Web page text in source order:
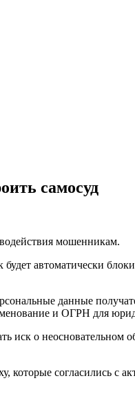
самосуд
мошенникам.
автоматически
данные
и ОГРН для
о неосновательном
которые согласились